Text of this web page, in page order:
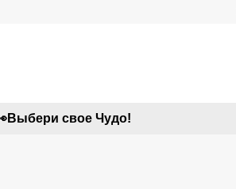
Выбери свое Чудо!